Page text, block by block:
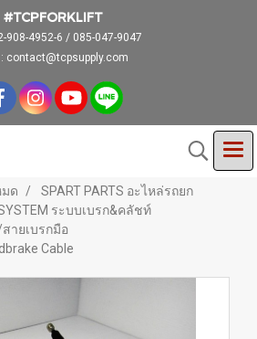
#TCPFORKLIFT
908-4952-6 / 085-047-9047
: contact@tcpsupply.com
ด
SPART PARTS อะไหล่รถยก
SYSTEM ระบบเบรก&คลัชท์
ายเบรกมือ
Cable